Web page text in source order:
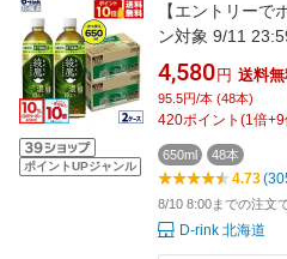
ポイントUPジャンル
【エントリー
ン対象 9/11
鷹 濃い緑茶
ース【送料無料
4,580 円 送料
95.5円/本 (48本)
420ポイント (1倍+9
650ml 48本
4.73
8/10 8:00までの注文
D-rink 北海道